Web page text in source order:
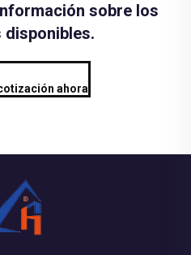
sobre los
ahora